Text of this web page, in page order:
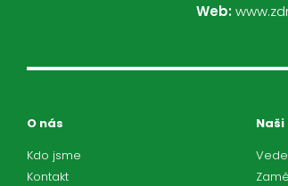
Web:
O nás
Kdo jsme
Kontakt